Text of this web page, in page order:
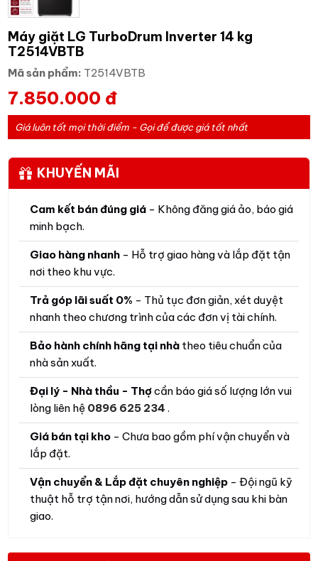
Máy giặt LG TurboDrum Inverter 14 kg
T2514VBTB
Mã sản phẩm: T2514VBTB
7.850.000 đ
Giá luôn tốt mọi thời điểm - Gọi để được giá tốt nhất
KHUYẾN MÃI
Cam kết bán đúng giá - Không đăng giá ảo, báo giá
minh bạch.
Giao hàng nhanh - Hỗ trợ giao hàng và lắp đặt tận
nơi theo khu vực.
Trả góp lãi suất 0% - Thủ tục đơn giản, xét duyệt
nhanh theo chương trình của các đơn vị tài chính.
Bảo hành chính hãng tại nhà theo tiêu chuẩn của
nhà sản xuất.
Đại lý - Nhà thầu - Thợcần báo giá số lượng lớn vui
lòng liên hệ 0896 625 234.
Giá bán tại kho - Chưa bao gồm phí vận chuyển và
lắp đặt.
Vận chuyển & Lắp đặt chuyên nghiệp - Đội ngũ kỹ
thuật hỗ trợ tận nơi, hướng dẫn sử dụng sau khi bàn
giao.